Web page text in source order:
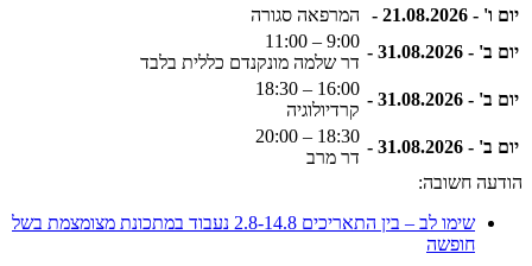
יום ו' - 21.08.2026 -
המרפאה סגורה
יום ב' - 31.08.2026 -
9:00 – 11:00
דר שלמה מונקנדם כללית בלבד
יום ב' - 31.08.2026 -
16:00 – 18:30
קרדיולוגיה
יום ב' - 31.08.2026 -
18:30 – 20:00
דר מרב
הודעה חשובה:
שימו לב – בין התאריכים 2.8-14.8 נעבוד במתכונת מצומצמת בשל
חופשה